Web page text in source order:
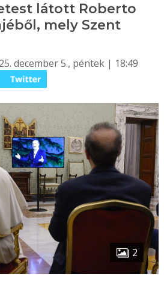
látott Roberto
mely Szent
december 5., péntek | 18:49
2